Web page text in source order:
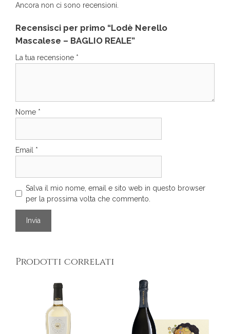
Ancora non ci sono recensioni.
Recensisci per primo “Lodè Nerello
Mascalese – BAGLIO REALE”
La tua recensione *
Nome *
Email *
Salva il mio nome, email e sito web in questo browser
per la prossima volta che commento.
Prodotti correlati